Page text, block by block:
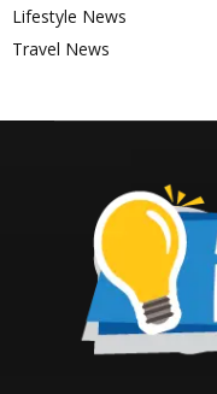
Lifestyle News
Travel News